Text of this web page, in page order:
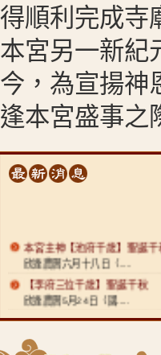
得順利完成寺
本宮另一新紀
今，為宣揚神
逢本宮盛事之
本宮主神【池府千歲】聖誕
欣逢農曆六月十八日（.....
【李府三位千歲】聖誕千秋
欣逢農曆5月24日（國.....
【三曹元帥】聖誕千秋